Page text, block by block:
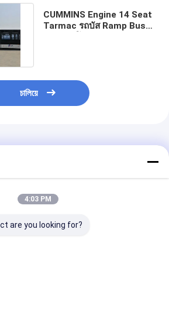
CUMMINS Engine 14 Seat
Tarmac รถบัส Ramp Bus
চালিয়ে
4:03 PM
are you looking for?